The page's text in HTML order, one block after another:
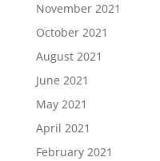
November 2021
October 2021
August 2021
June 2021
May 2021
April 2021
February 2021